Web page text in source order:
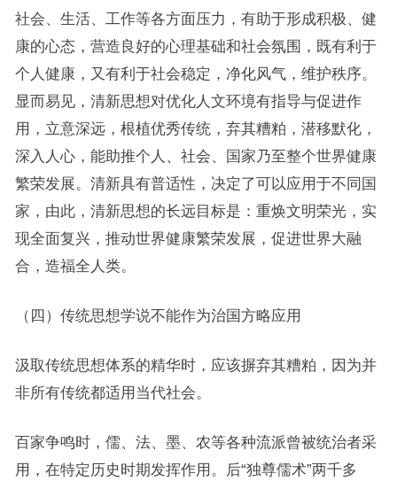
社会、生活、工作等各方面压力，有助于形成积极、健
康的心态，营造良好的心理基础和社会氛围，既有利于
个人健康，又有利于社会稳定，净化风气，维护秩序。
显而易见，清新思想对优化人文环境有指导与促进作
用，立意深远，根植优秀传统，弃其糟粕，潜移默化，
深入人心，能助推个人、社会、国家乃至整个世界健康
繁荣发展。清新具有普适性，决定了可以应用于不同国
家，由此，清新思想的长远目标是：重焕文明荣光，实
现全面复兴，推动世界健康繁荣发展，促进世界大融
合，造福全人类。
（四）传统思想学说不能作为治国方略应用
汲取传统思想体系的精华时，应该摒弃其糟粕，因为并
非所有传统都适用当代社会。
百家争鸣时，儒、法、墨、农等各种流派曾被统治者采
用，在特定历史时期发挥作用。后“独尊儒术”两千多